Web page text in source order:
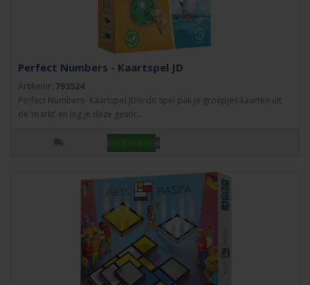
Perfect Numbers - Kaartspel JD
Artikelnr: 793524
Perfect Numbers- Kaartspel JDIn dit spel pak je groepjes kaarten uit
de ‘markt’ en leg je deze gesor..